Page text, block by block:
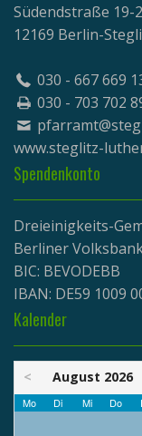
Südendstraße 19-
12169 Berlin-
030 - 667 669
030 - 703 702
www.steglitz-
Spendenkonto
Dreieinigkeits-
Berliner
BIC: BEVODEBB
IBAN: DE59 1009
Kalender
< August 2026
Mo Di Mi Do